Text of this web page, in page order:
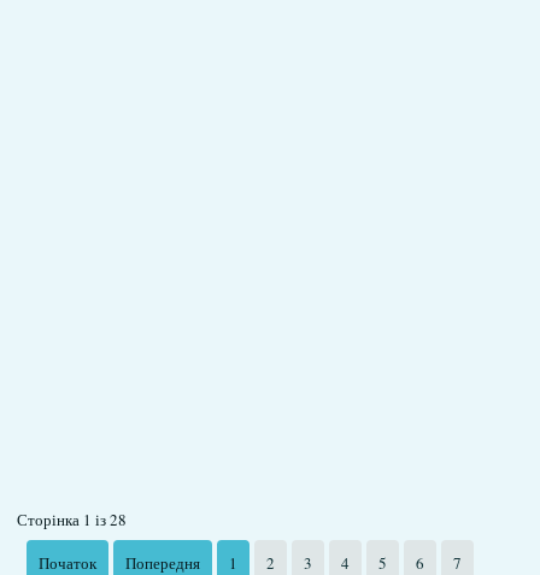
Сторінка 1 із 28
Початок
Попередня 1 2 3 4 5 6 7